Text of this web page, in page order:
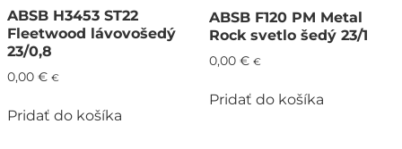
ABSB H3453 ST22
Fleetwood lávovošedý
23/0,8
0,00 € €
Pridať do košíka
ABSB F120 PM Metal
Rock svetlo šedý 23/1
0,00 € €
Pridať do košíka